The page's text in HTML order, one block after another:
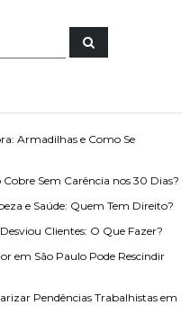
P
e
s
Armadilhas e Como Se
Sem Carência nos 30 Dias?
e Saúde: Quem Tem Direito?
Clientes: O Que Fazer?
em São Paulo Pode Rescindir
Pendências Trabalhistas em